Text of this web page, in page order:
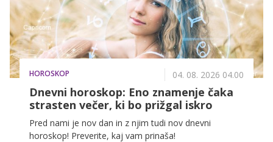
HOROSKOP 04. 08. 2026 04.00
Dnevni horoskop: Eno znamenje čaka
strasten večer, ki bo prižgal iskro
Pred nami je nov dan in z njim tudi nov dnevni
horoskop! Preverite, kaj vam prinaša!